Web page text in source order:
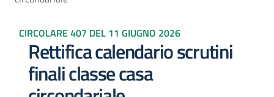
CIRCOLARE 407 DEL 11 GIUGNO 2026
Rettifica calendario scrutini
finali classe casa